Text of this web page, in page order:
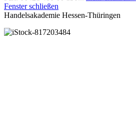
Fenster schließen
Handelsakademie Hessen-Thüringen